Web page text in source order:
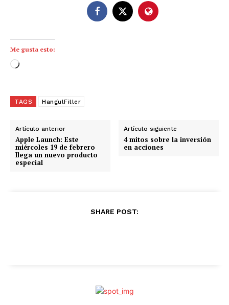
Me gusta esto:
C
g
n
d
o
.
TAGS HangulFiller
Artículo anterior
Apple Launch: Este
miércoles 19 de febrero
llega un nuevo producto
especial
Artículo siguiente
4 mitos sobre la inversión
en acciones
SHARE POST: